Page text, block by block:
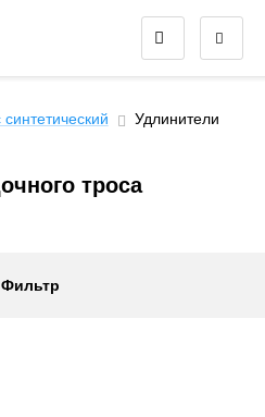
синтетический
Удлинители
троса
Фильтр